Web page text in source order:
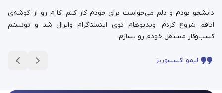
دانشجو بودم و دلم می‌خواست برای خودم کار کنم. کارم رو از گوشه‌ی
اتاقم شروع کردم. ویدیوهام توی اینستاگرام وایرال شد و تونستم
کسب‌وکار مستقل خودم رو بسازم.
لیمو اکسسوریز